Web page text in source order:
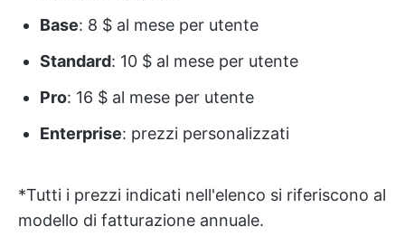
Base: 8 $ al mese per utente
Standard: 10 $ al mese per utente
Pro: 16 $ al mese per utente
Enterprise: prezzi personalizzati
*Tutti i prezzi indicati nell'elenco si riferiscono al
modello di fatturazione annuale.